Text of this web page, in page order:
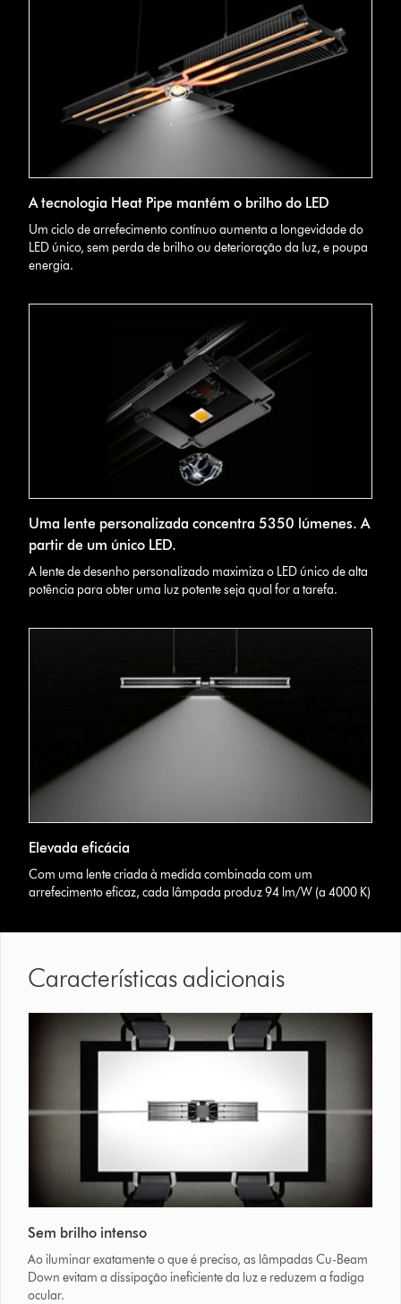
A tecnologia Heat Pipe mantém o brilho do LED
Um ciclo de arrefecimento contínuo aumenta a longevidade do
LED único, sem perda de brilho ou deterioração da luz, e poupa
energia.
Uma lente personalizada concentra 5350 lúmenes. A
partir de um único LED.
A lente de desenho personalizado maximiza o LED único de alta
potência para obter uma luz potente seja qual for a tarefa.
Elevada eficácia
Com uma lente criada à medida combinada com um
arrefecimento eficaz, cada lâmpada produz 94 lm/W (a 4000 K)
Características adicionais
Sem brilho intenso
Ao iluminar exatamente o que é preciso, as lâmpadas Cu-Beam
Down evitam a dissipação ineficiente da luz e reduzem a fadiga
ocular.